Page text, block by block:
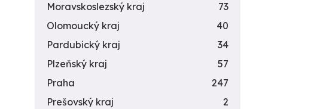
Moravskoslezský kraj
73
Olomoucký kraj
40
Pardubický kraj
34
Plzeňský kraj
57
Praha
247
Prešovský kraj
2